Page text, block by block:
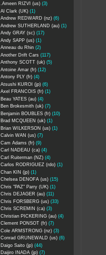
.Ameen RIZVI (us) (3)
Al Clark (UK) (1)
Andrew REDWARD (nz) (6)
Andrew SUTHERLAND (au) (1)
Andy GRAY (sc) (17)
Andy SAPP (us) (1)
Anneau du Rhin (2)
Another Drift Cars (117)
Anthony SCOTT (uk) (5)
Antoine Amar (fr) (12)
Antony PLY (fr) (4)
Atsushi KUROI (jp) (6)
Axel FRANCOIS (fr) (1)
Beau YATES (au) (4)
Ben Brokesmith (uk) (7)
Benjamin BOUBLES (fr) (10)
Brad MCQUEEN (uk) (1)
Brian WILKERSON (us) (1)
Calvin WAN (us) (7)
Cam Adams (fr) (9)
Carl NADEAU (ca) (4)
Carl Ruiterman (NZ) (4)
Carlos RODRIGUEZ (rdo) (1)
Chan KIN (jp) (1)
Chelsea DENOFA (us) (15)
Chris "PAZ" Parry (UK) (1)
Chris DEJAGER (au) (11)
Chris FORSBERG (us) (33)
Chris SCREMIN (ca) (3)
Christian PICKERING (au) (4)
Clement PONSOT (fr) (7)
Cole ARMSTRONG (nz) (3)
Conrad GRUNEWALD (us) (6)
Daigo Saito (jp) (44)
Daijiro INADA (jp) (7)